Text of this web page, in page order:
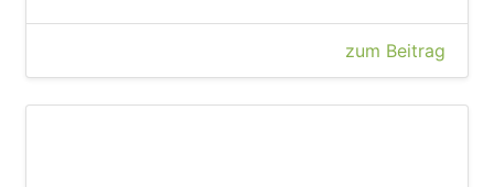
zum Beitrag